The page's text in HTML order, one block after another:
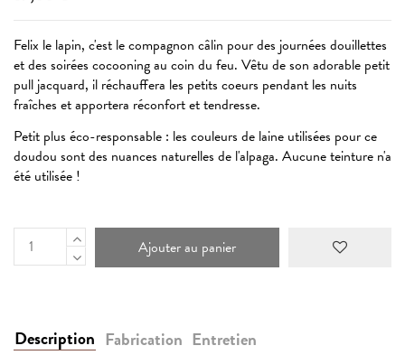
Felix le lapin, c'est le compagnon câlin pour des journées douillettes
et des soirées cocooning au coin du feu. Vêtu de son adorable petit
pull jacquard, il réchauffera les petits coeurs pendant les nuits
fraîches et apportera réconfort et tendresse.
Petit plus éco-responsable : les couleurs de laine utilisées pour ce
doudou sont des nuances naturelles de l'alpaga. Aucune teinture n'a
été utilisée !
Ajouter au panier
Description Fabrication Entretien